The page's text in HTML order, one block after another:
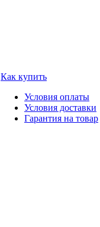
Как купить
Условия оплаты
Условия доставки
Гарантия на товар